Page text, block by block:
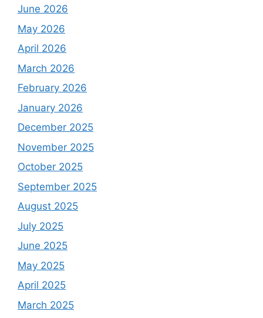
June 2026
May 2026
April 2026
March 2026
February 2026
January 2026
December 2025
November 2025
October 2025
September 2025
August 2025
July 2025
June 2025
May 2025
April 2025
March 2025